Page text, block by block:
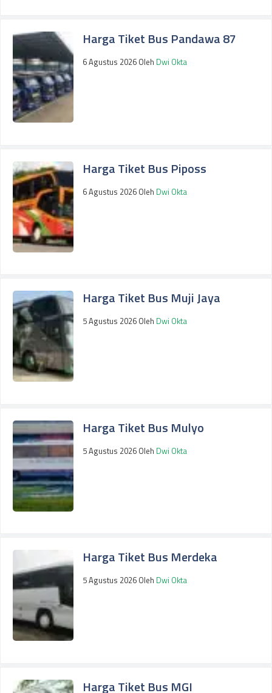
Harga Tiket Bus Pandawa 87
6 Agustus 2026 Oleh Dwi Okta
Harga Tiket Bus Piposs
6 Agustus 2026 Oleh Dwi Okta
Harga Tiket Bus Muji Jaya
5 Agustus 2026 Oleh Dwi Okta
Harga Tiket Bus Mulyo
5 Agustus 2026 Oleh Dwi Okta
Harga Tiket Bus Merdeka
5 Agustus 2026 Oleh Dwi Okta
Harga Tiket Bus MGI